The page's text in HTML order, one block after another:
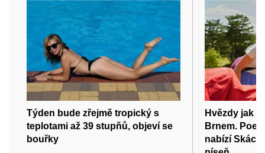
Týden bude zřejmě tropický s
teplotami až 39 stupňů, objeví se
bouřky
Hvězdy jak
Brnem.
nabízí